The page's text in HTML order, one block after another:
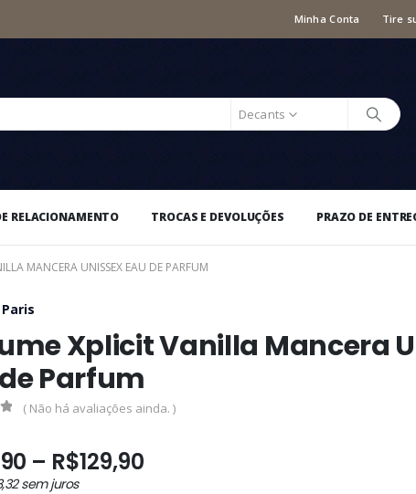
Minha Conta Tire
Decants
RELACIONAMENTO TROCAS E DEVOLUÇÕES PRAZO DE
MANCERA UNISSEX EAU DE PARFUM
Xplicit Vanilla Mancera
Parfum
( Não há avaliações ainda. )
– R$129,90Faixa
sem juros